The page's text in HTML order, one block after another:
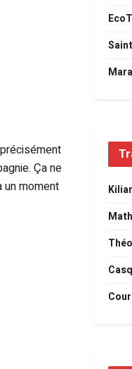
Ça ne
un moment